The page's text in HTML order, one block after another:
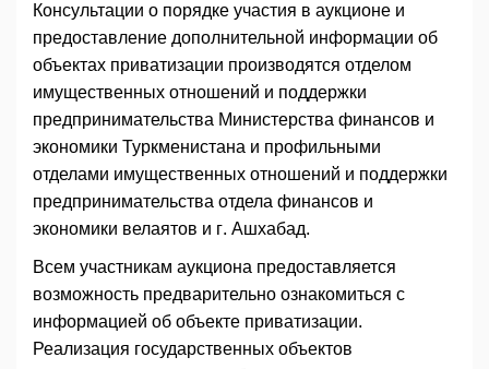
Консультации о порядке участия в аукционе и
предоставление дополнительной информации об
объектах приватизации производятся отделом
имущественных отношений и поддержки
предпринимательства Министерства финансов и
экономики Туркменистана и профильными
отделами имущественных отношений и поддержки
предпринимательства отдела финансов и
экономики велаятов и г. Ашхабад.
Всем участникам аукциона предоставляется
возможность предварительно ознакомиться с
информацией об объекте приватизации.
Реализация государственных объектов